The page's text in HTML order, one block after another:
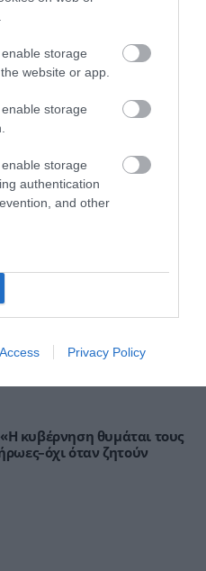
storage
website or app.
storage
storage
authentication
and other
Privacy Policy
άνδρα
κυβέρνηση θυμάται τους
όταν ζητούν